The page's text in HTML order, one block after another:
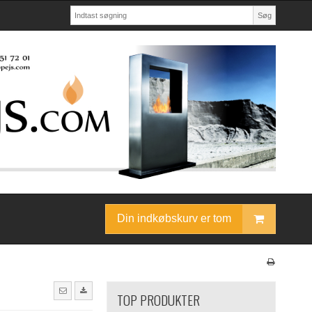
Søg
Din indkøbskurv er tom
TOP PRODUKTER